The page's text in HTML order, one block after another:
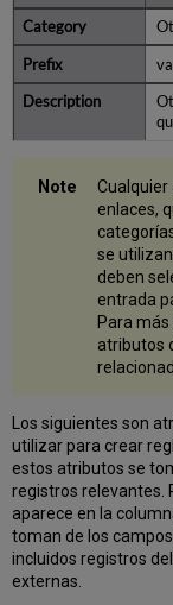
enlaces,
se
deben
entrada
Para
atributos
Los siguientes son
utilizar para crear
estos atributos se
registros relevantes.
aparece en la
toman de los
incluidos registros
externas.